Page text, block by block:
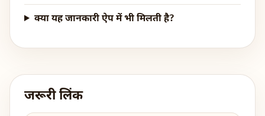
क्या यह जानकारी ऐप में भी मिलती है?
जरूरी लिंक